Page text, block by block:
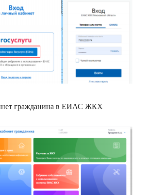
гражданина в ЕИАС ЖКХ